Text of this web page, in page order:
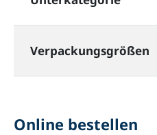
Verpackungsgrößen
Online bestellen